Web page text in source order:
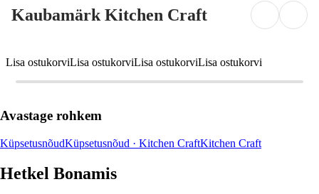
Kaubamärk Kitchen Craft
Lisa ostukorviLisa ostukorviLisa ostukorviLisa ostukorvi
Avastage rohkem
KüpsetusnõudKüpsetusnõud · Kitchen CraftKitchen Craft
Hetkel Bonamis